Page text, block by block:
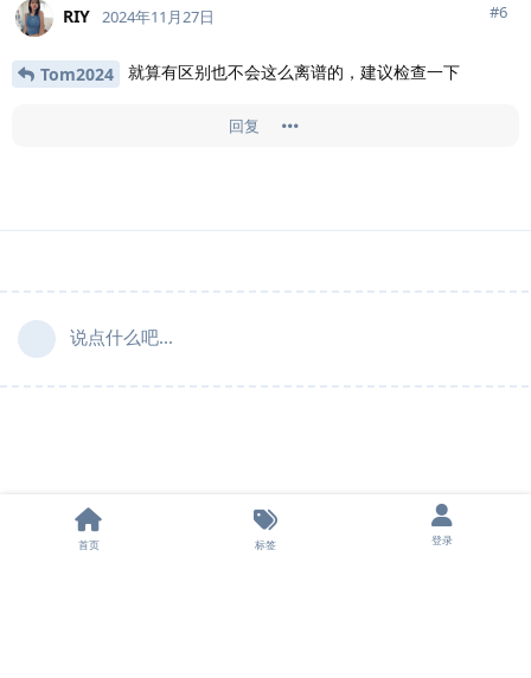
RIY 2024年11月27日 #6
Tom2024 就算有区别也不会这么离谱的，建议检查一下
回复
说点什么吧...
首页 标签 登录